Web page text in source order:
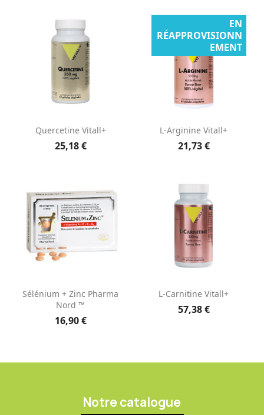
Quercetine Vitall+
25,18 €
L-Arginine Vitall+
21,73 €
EN
RÉAPPROVISIONN
EMENT
Sélénium + Zinc Pharma
Nord ™
16,90 €
L-Carnitine Vitall+
57,38 €
Notre catalogue